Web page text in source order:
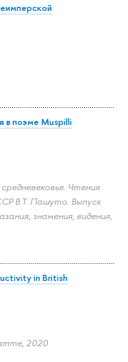
в поэме Muspilli
Чтения
В.Т. Пашуто. Выпуск
знамения, видения,
in British
2020